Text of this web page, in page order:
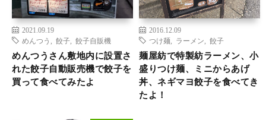
2021.09.19
めんつう
餃子 餃子自販機
めんつうさん敷地内に設置さ
れた餃子自動販売機で餃子を
買って食べてみたよ
2016.12.09
つけ麺
ラーメン 餃子
麺屋紡で特製紡ラーメン、小
盛りつけ麺、ミニからあげ
丼、ネギマヨ餃子を食べてき
たよ！